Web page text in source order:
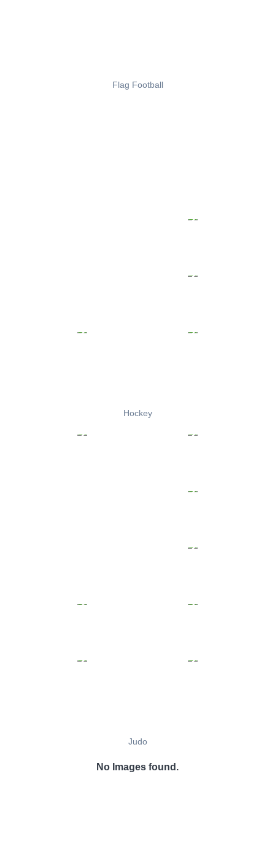
Flag Football
Hockey
Judo
No Images found.